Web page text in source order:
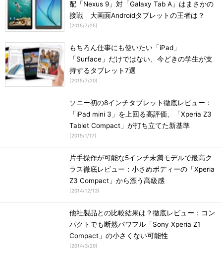
配「Nexus 9」対「Galaxy Tab A」はまさかの
接戦 大画面Androidタブレットの王者は？
(2015/7/25)
もちろん仕事にも使いたい「iPad」
「Surface」だけではない、今どきの学生が支
持するタブレット7選
(2015/7/20)
ソニー初の8インチタブレット徹底レビュー：
「iPad mini 3」を上回る高評価、「Xperia Z3
Tablet Compact」が打ち立てた新基準
(2015/1/17)
片手操作が可能な5インチ未満モデルで最高ク
ラス徹底レビュー：小さめボディーの「Xperia
Z3 Compact」から漂う高級感
(2014/12/13)
他社製品との比較結果は？徹底レビュー：コン
パクトでも断然パワフル「Sony Xperia Z1
Compact」の小さくない可能性
(2014/3/20)